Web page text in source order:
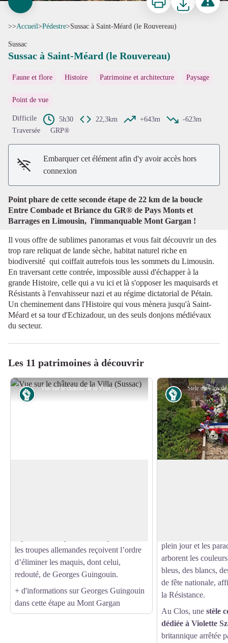
Voir l'image en plein écran
>>Accueil>Pédestre>Sussac à Saint-Méard (le Rouvereau)
Sussac
Sussac à Saint-Méard (le Rouvereau)
Faune et flore Histoire Patrimoine et architecture Paysage
Point de vue
Difficile 5h30 22,3km +643m
-623m
Traversée
GRP®
Embarquer cet élément afin d'y avoir accès hors
connexion
Point phare de cette seconde étape de 22 km de la boucle
Entre Combade et Briance du GR® de Pays Monts et
Barrages en Limousin, l'immanquable Mont Gargan !
Il vous offre de sublimes panoramas et vous fait découvrir un des
trop rare reliquat de lande sèche, habitat naturel riche en
biodiversité qui coiffait autrefois tous les sommets du Limousin.
En traversant cette contrée, impossible aussi d'échapper à la
grande Histoire, celle qui a vu ici et là s'opposer les maquisards et
Résistants à l'envahisseur nazi et au régime dictatorial de Pétain.
Un cheminement dans l'Histoire qui vous mènera jusqu'à Saint-
Méard et sa tour d'Echizadour, un des seuls donjons médiévaux
du secteur.
Les 11 patrimoines à découvrir
Vue sur le château de la Villa (Sussac) - Aurélien Clavreul - PETR du Pays Monts et Barrages
Résistance
les troupes allemandes reçoivent l’ordre
d’éliminer les maquis, dont celui,
redouté, de Georges Guingouin.
+ d'informations sur Georges Guingouin
dans cette étape au Mont Gargan
Résistance
plein jour et les
arborent les
bleus, des blancs,
de fête nationale,
la Résistance.
Au Clos, une stèle
dédiée à Violette
britannique arrêtée